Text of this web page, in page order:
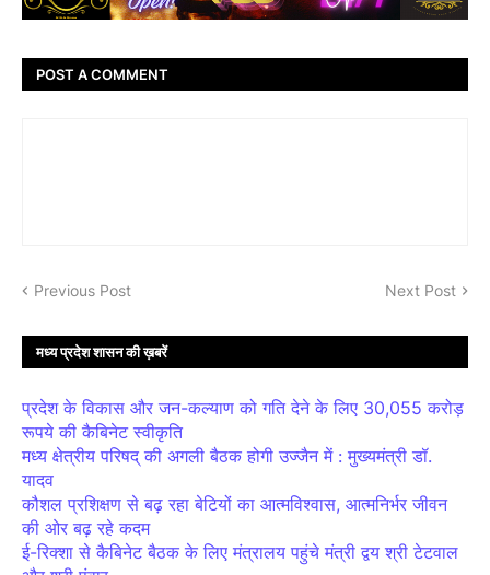
POST A COMMENT
Previous Post Next Post
मध्य प्रदेश शासन की ख़बरें
प्रदेश के विकास और जन-कल्याण को गति देने के लिए 30,055 करोड़
रूपये की कैबिनेट स्वीकृति
मध्य क्षेत्रीय परिषद् की अगली बैठक होगी उज्जैन में : मुख्यमंत्री डॉ.
यादव
कौशल प्रशिक्षण से बढ़ रहा बेटियों का आत्मविश्वास, आत्मनिर्भर जीवन
की ओर बढ़ रहे कदम
ई-रिक्शा से कैबिनेट बैठक के लिए मंत्रालय पहुंचे मंत्री द्वय श्री टेटवाल